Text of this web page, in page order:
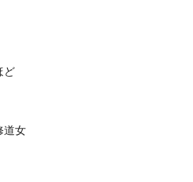
ど
道女